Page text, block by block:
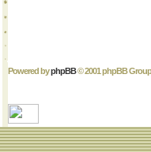
Powered byphpBB© 2001 phpBB Group